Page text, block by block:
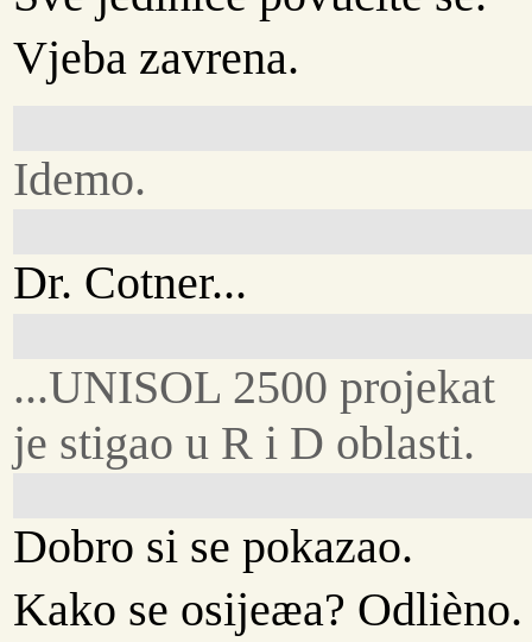
Vjeba zavrena.
Idemo.
Dr. Cotner...
...UNISOL 2500 projekat
je stigao u R i D oblasti.
Dobro si se pokazao.
Kako se osijeæa? Odlièno.